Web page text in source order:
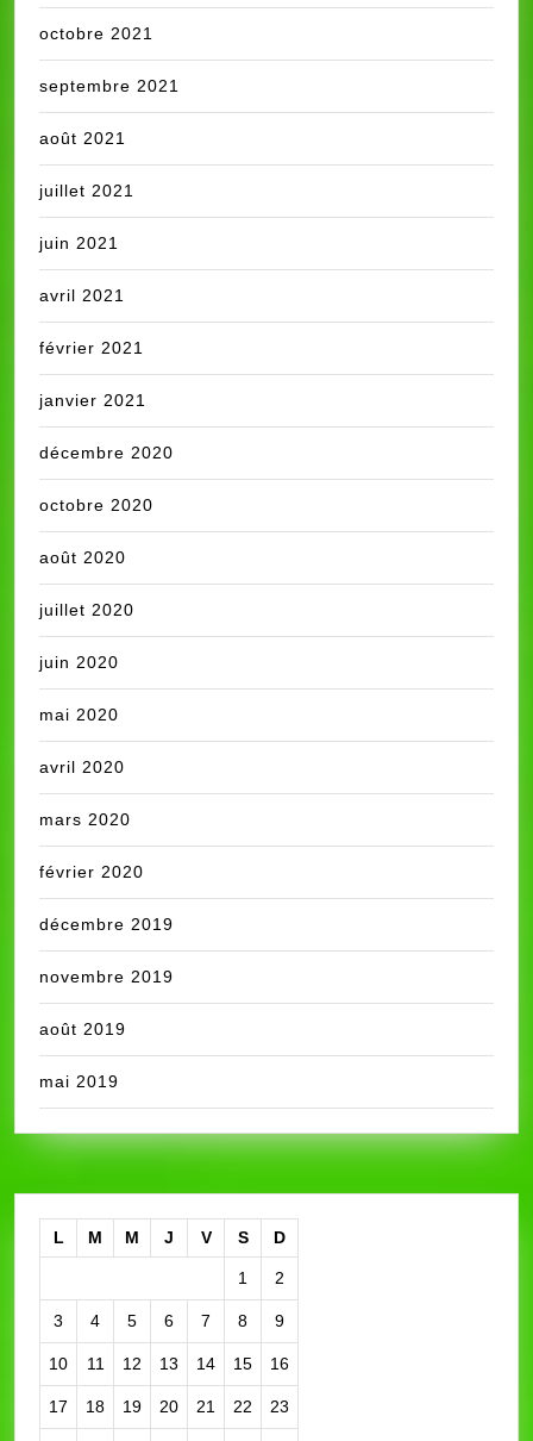
octobre 2021
septembre 2021
août 2021
juillet 2021
juin 2021
avril 2021
février 2021
janvier 2021
décembre 2020
octobre 2020
août 2020
juillet 2020
juin 2020
mai 2020
avril 2020
mars 2020
février 2020
décembre 2019
novembre 2019
août 2019
mai 2019
L M M J V S D
1 2
3 4 5 6 7 8 9
10 11 12 13 14 15 16
17 18 19 20 21 22 23